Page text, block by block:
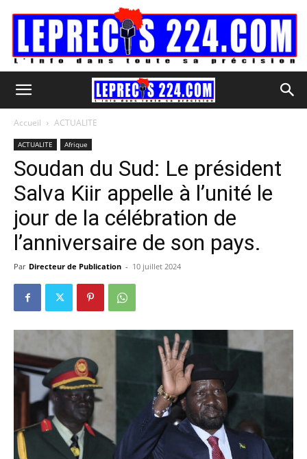
Accueil ACTUALITE
ACTUALITE Afrique
Soudan du Sud: Le président
Salva Kiir appelle à l’unité le
jour de la célébration de
l’anniversaire de son pays.
Par Directeur de Publication - 10 juillet 2024